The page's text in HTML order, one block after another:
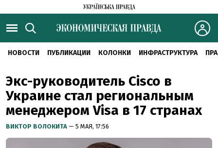
НОВОСТИ ПУБЛИКАЦИИ КОЛОНКИ ИНФРАСТРУКТУРА
Экс-руководитель Cisco в
Украине стал региональным
менеджером Visa в 17 странах
ВИКТОР ВОЛОКИТА — 5 МАЯ, 17:56